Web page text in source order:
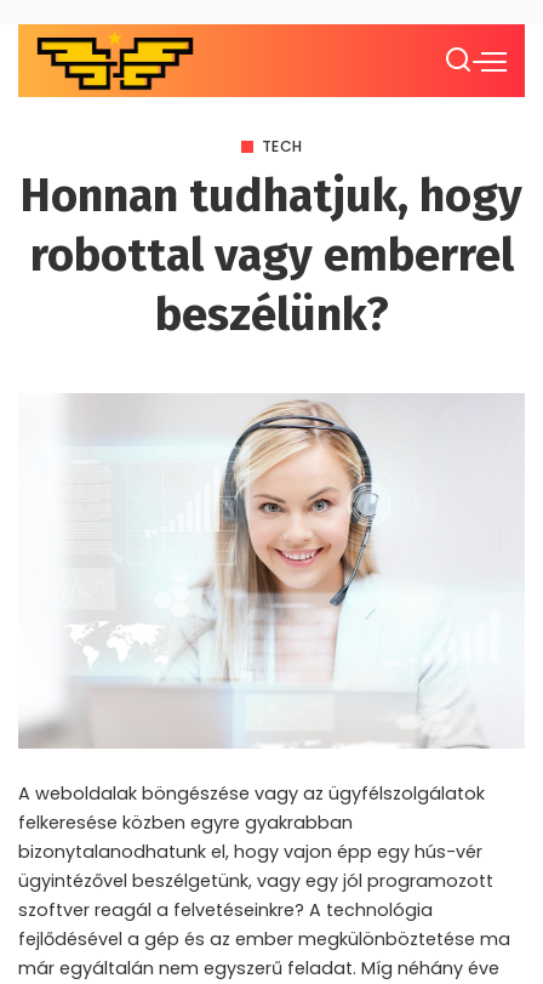
TECH
Honnan tudhatjuk, hogy
robottal vagy emberrel
beszélünk?
A weboldalak böngészése vagy az ügyfélszolgálatok
felkeresése közben egyre gyakrabban
bizonytalanodhatunk el, hogy vajon épp egy hús-vér
ügyintézővel beszélgetünk, vagy egy jól programozott
szoftver reagál a felvetéseinkre? A technológia
fejlődésével a gép és az ember megkülönböztetése ma
már egyáltalán nem egyszerű feladat. Míg néhány éve